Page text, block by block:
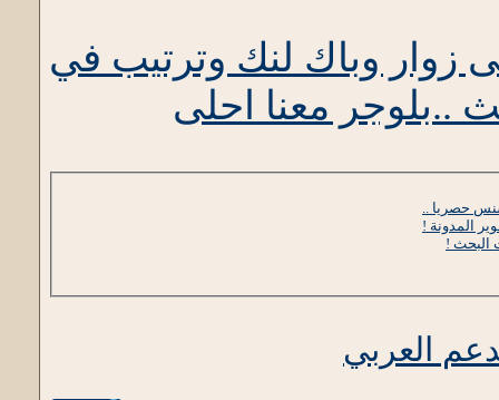
PAGE RANK 4
http://
//kikolani.com/
//
//
زوار وباك لنك وترتيب في
..بلوجر معنا احلى
المدونة !
!